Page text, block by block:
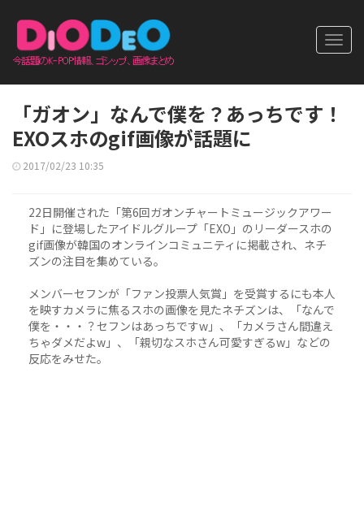
「ガオン」なんで僕を？あっちです！
EXOスホのgif画像が話題に
2017/02/23 10:35
22日開催された「第6回ガオンチャートミュージックアワー
ド」に登場したアイドルグループ「EXO」のリーダースホの
gif画像が韓国のオンラインコミュニティに掲載され、ネチ
ズンの注目を集めている。
メンバーセフンが「ファン投票人気賞」を受賞するにも本人
を映すカメラに焦るスホの画像を見たネチズンは、「なんで
僕を・・・？セフンはあっちですw」、「カメラさん間違え
ちゃダメだよw」、「親切なスホさん可愛すぎるw」などの
反応をみせた。